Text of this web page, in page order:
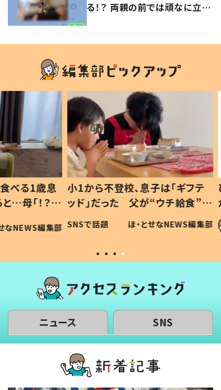
る！？ 両親の前では頑なに立た
歳息
？」
編集部
小1から不登校、息子は「ギフテ
ッド」だった 父が“ウチ給食”を
作り続ける理由とは #令和の親
#令和の子
SNSで話題 ほ・とせなNEWS編集部
ひ孫
が、抱
「涙が
い」
ニュース SNS